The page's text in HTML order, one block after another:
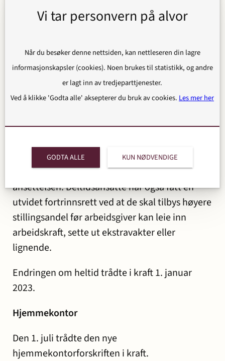
måneder for allerede inngåtte kontrakter.
Regjeringen ønsker også å begrense bruken av
deltidsansettelser slik at flest mulig skal ha rett
til 100 % stilling. Det er derfor innført en
arbeidstakere skal ansettes i heltidsstilling.
arbeidsgiver kunne dokumentere behovet for
deltid samt drøfte dette med tillitsvalgte før
ansettelsen. Deltidsansatte har også fått en
utvidet fortrinnsrett ved at de skal tilbys høyere
stillingsandel før arbeidsgiver kan leie inn
arbeidskraft, sette ut ekstravakter eller
lignende.
Endringen om heltid trådte i kraft 1. januar
2023.
Hjemmekontor
Den 1. juli trådte den nye
hjemmekontorforskriften i kraft.
Vi tar personvern på alvor
Når du besøker denne nettsiden, kan nettleseren din lagre
informasjonskapsler (cookies). Noen brukes til statistikk, og andre
er lagt inn av tredjeparttjenester.
Ved å klikke 'Godta alle' aksepterer du bruk av cookies. Les mer her
GODTA ALLE KUN NØDVENDIGE